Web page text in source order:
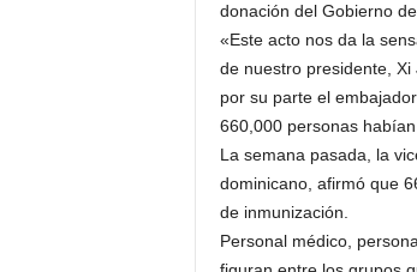
donación del Gobierno
«Este acto nos da la
de nuestro presidente,
por su parte el
660,000 personas
La semana pasada, la
dominicano, afirmó que
de inmunización.
Personal médico,